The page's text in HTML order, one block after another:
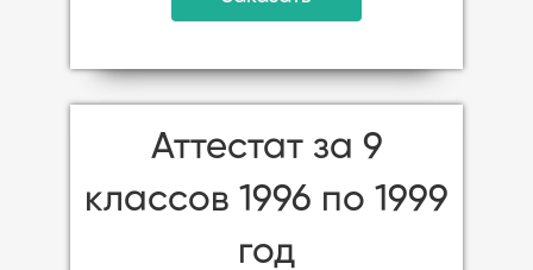
Аттестат за 9
классов 1996 по 1999
год